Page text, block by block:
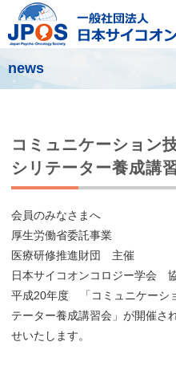
news
コミュニケーション
シリテーター養成講
会員のみなさまへ
厚生労働省委託事業
医療研修推進財団 主催
日本サイコオンコロジー学会
平成20年度 「コミュニケーシ
テーター養成講習会」が開催さ
せいたします。